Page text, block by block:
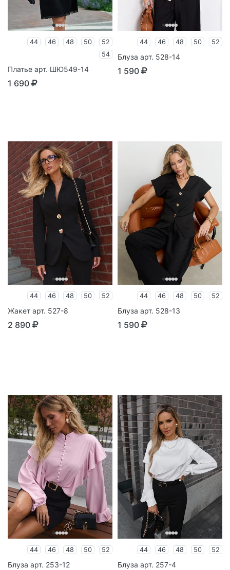
44 46 48 50
52
54
Платье арт. ШЮ549-14
1 690
44 46 48 50 52
Блуза арт. 528-14
1 590
44 46 48 50 52
Жакет арт. 527-8
2 890
44 46 48 50 52
Блуза арт. 528-13
1 590
44 46 48 50 52
Блуза арт. 253-12
44 46 48 50 52
Блуза арт. 257-4